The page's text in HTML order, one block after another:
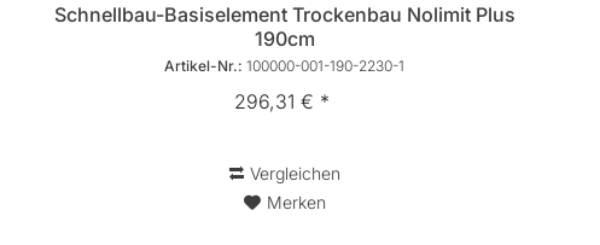
Schnellbau-Basiselement Trockenbau Nolimit Plus
190cm
Artikel-Nr.: 100000-001-190-2230-1
296,31 € *
Vergleichen
Merken